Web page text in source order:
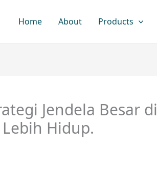
Home About Products
Jendela Besar di
Hidup.